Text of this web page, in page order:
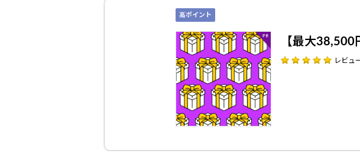
高ポイント
【最大
レビュ